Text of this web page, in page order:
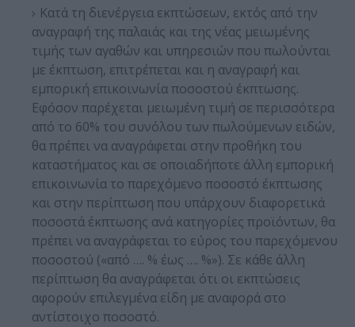
Κατά τη διενέργεια εκπτώσεων, εκτός από την
αναγραφή της παλαιάς και της νέας μειωμένης
τιμής των αγαθών και υπηρεσιών που πωλούνται
με έκπτωση, επιτρέπεται και η αναγραφή και
εμπορική επικοινωνία ποσοστού έκπτωσης.
Εφόσον παρέχεται μειωμένη τιμή σε περισσότερα
από το 60% του συνόλου των πωλούμενων ειδών,
θα πρέπει να αναγράφεται στην προθήκη του
καταστήματος και σε οποιαδήποτε άλλη εμπορική
επικοινωνία το παρεχόμενο ποσοστό έκπτωσης
και στην περίπτωση που υπάρχουν διαφορετικά
ποσοστά έκπτωσης ανά κατηγορίες προϊόντων, θα
πρέπει να αναγράφεται το εύρος του παρεχόμενου
ποσοστού («από …. % έως …. %»). Σε κάθε άλλη
περίπτωση θα αναγράφεται ότι οι εκπτώσεις
αφορούν επιλεγμένα είδη με αναφορά στο
αντίστοιχο ποσοστό.